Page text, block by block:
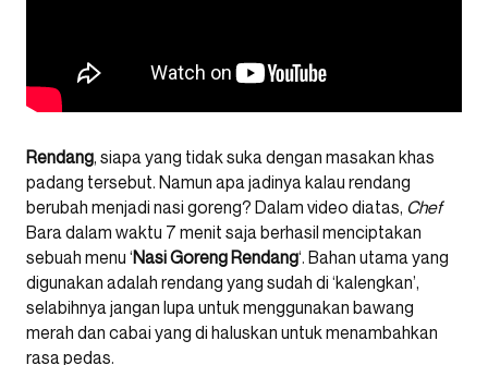
Rendang, siapa yang tidak suka dengan masakan khas
padang tersebut. Namun apa jadinya kalau rendang
berubah menjadi nasi goreng? Dalam video diatas, Chef
Bara dalam waktu 7 menit saja berhasil menciptakan
sebuah menu ‘NasiGoreng Rendang‘. Bahan utama yang
digunakan adalah rendang yang sudah di ‘kalengkan’,
selabihnya jangan lupa untuk menggunakan bawang
merah dan cabai yang di haluskan untuk menambahkan
rasa pedas.